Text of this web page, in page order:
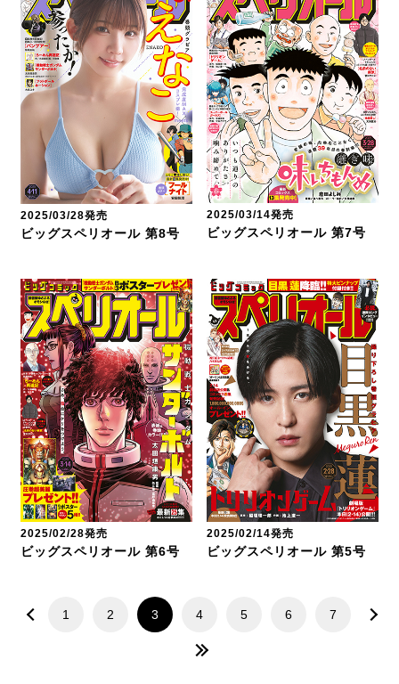
2025/03/28発売
ビッグスペリオール 第8号
2025/03/14発売
ビッグスペリオール 第7号
2025/02/28発売
ビッグスペリオール 第6号
2025/02/14発売
ビッグスペリオール 第5号
1 2 3 4 5 6 7